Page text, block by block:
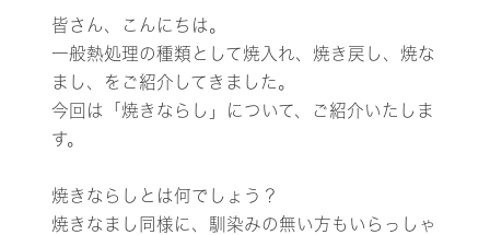
皆さん、こんにちは。
一般熱処理の種類として焼入れ、焼き戻し、焼な
まし、をご紹介してきました。
今回は「焼きならし」について、ご紹介いたしま
す。
焼きならしとは何でしょう？
焼きなまし同様に、馴染みの無い方もいらっしゃ